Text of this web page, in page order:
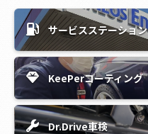
サービスステーション
KeePerコーティング
Dr.Drive車検